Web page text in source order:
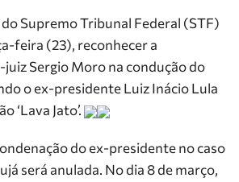
Supremo Tribunal Federal (STF)
feira (23), reconhecer a
juiz Sergio Moro na condução do
o ex-presidente Luiz Inácio Lula
‘Lava Jato’.
do ex-presidente no caso
será anulada. No dia 8 de março,